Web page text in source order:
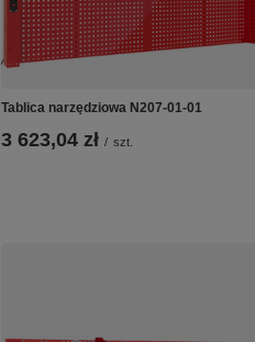
Tablica narzędziowa N207-01-01
3 623,04 zł / szt.